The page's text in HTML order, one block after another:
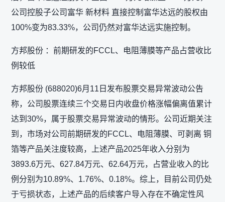
公司控股子公司富华 新材料 直接控制富华达远的股权由
100%变为83.33%，公司仍然对富华达远实施控制。
方邦股份 ：前期研发的FCCL、电阻薄膜等产品占营收比
例较低
方邦股份 (688020)6月11日发布股票交易异常波动公告
称，公司股票连续三个交易日内收盘价格涨幅偏离值累计
达到30%，属于股票交易异常波动的情形。公司近期关注
到，市场对公司前期研发的FCCL、电阻薄膜、可剥离 铜
箔等产品关注度较高，上述产品2025年收入分别为
3893.6万元、627.84万元、62.64万元，占营业收入的比
例分别为10.89%、1.76%、0.18%。综上，目前公司仍处
于亏损状态，上述产品的后续客户导入存在不确定性风